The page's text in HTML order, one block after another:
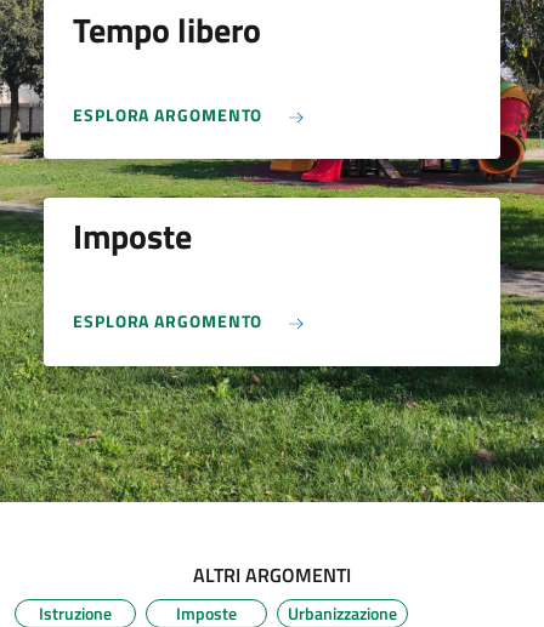
Tempo libero
ESPLORA ARGOMENTO
Imposte
ESPLORA ARGOMENTO
ALTRI ARGOMENTI
Istruzione Imposte
Urbanizzazione